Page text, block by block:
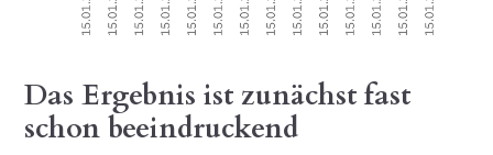
Das Ergebnis ist zunächst fast
schon beeindruckend